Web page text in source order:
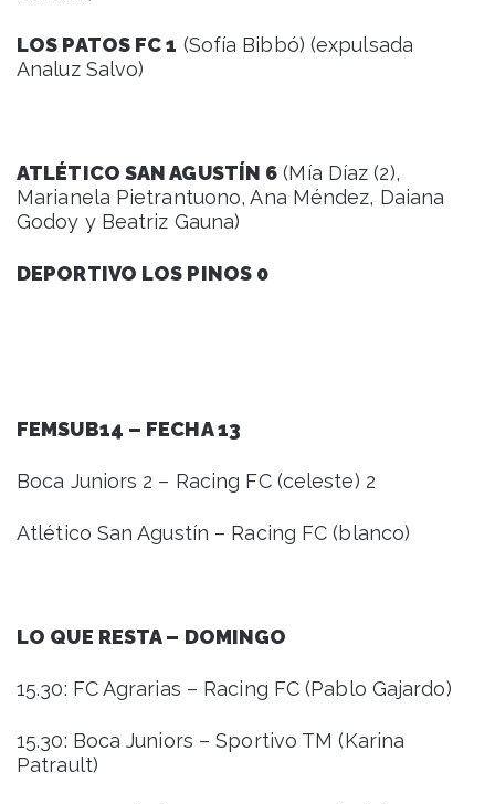
LOS PATOS FC 1 (Sofía Bibbó) (expulsada
Analuz Salvo)
ATLÉTICO SAN AGUSTÍN 6 (Mía Díaz (2),
Marianela Pietrantuono, Ana Méndez, Daiana
Godoy y Beatriz Gauna)
DEPORTIVO LOS PINOS 0
FEMSUB14 – FECHA 13
Boca Juniors 2 – Racing FC (celeste) 2
Atlético San Agustín – Racing FC (blanco)
LO QUE RESTA – DOMINGO
15.30: FC Agrarias – Racing FC (Pablo Gajardo)
15.30: Boca Juniors – Sportivo TM (Karina
Patrault)